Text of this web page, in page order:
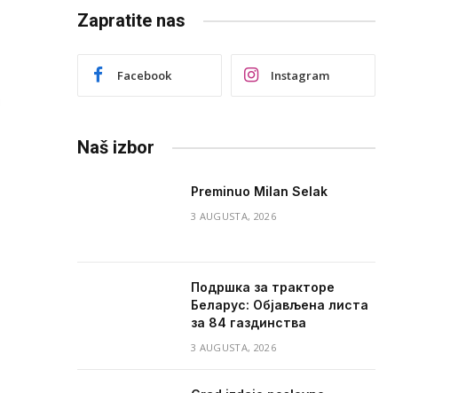
Zapratite nas
Facebook Instagram
Naš izbor
Preminuo Milan Selak
3 AUGUSTA, 2026
Подршка за тракторе
Беларус: Објављена листа
за 84 газдинства
3 AUGUSTA, 2026